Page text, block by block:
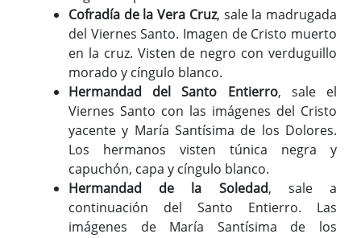
Cofradía de la Vera Cruz, sale la madrugada
del Viernes Santo. Imagen de Cristo muerto
en la cruz. Visten de negro con verduguillo
morado y cíngulo blanco.
Hermandad del Santo Entierro, sale el
Viernes Santo con las imágenes del Cristo
yacente y María Santísima de los Dolores.
Los hermanos visten túnica negra y
capuchón, capa y cíngulo blanco.
Hermandad de la Soledad, sale a
continuación del Santo Entierro. Las
imágenes de María Santísima de los